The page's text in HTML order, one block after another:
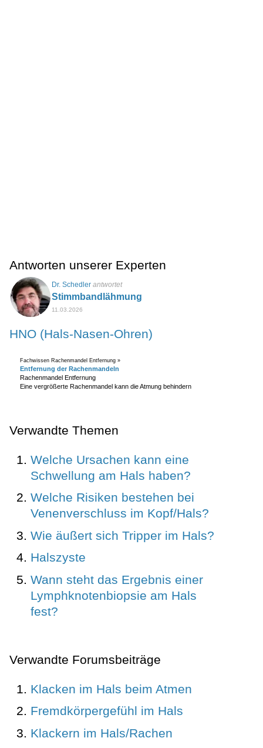
Antworten unserer Experten
Dr. Schedler antwortet
Stimmbandlähmung
11.03.2026
HNO (Hals-Nasen-Ohren)
Fachwissen Rachenmandel Entfernung »
Entfernung der Rachenmandeln
Rachenmandel Entfernung
Eine vergrößerte Rachenmandel kann die Atmung behindern
Verwandte Themen
Welche Ursachen kann eine
Schwellung am Hals haben?
Welche Risiken bestehen bei
Venenverschluss im Kopf/Hals?
Wie äußert sich Tripper im Hals?
Halszyste
Wann steht das Ergebnis einer
Lymphknotenbiopsie am Hals
fest?
Verwandte Forumsbeiträge
Klacken im Hals beim Atmen
Fremdkörpergefühl im Hals
Klackern im Hals/Rachen